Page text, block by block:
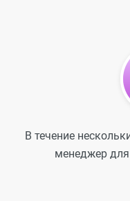
В течение
менеджер